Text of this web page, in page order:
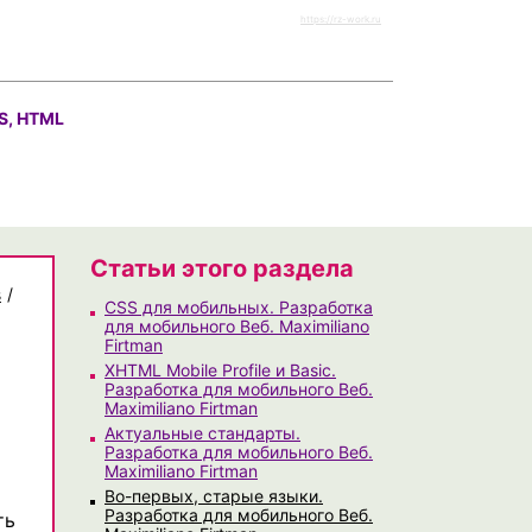
https://rz-work.ru
HTML
/
Статьи этого раздела
CSS для мобильных. Разработка
для мобильного Веб. Maximiliano
Firtman
XHTML Mobile Profile и Basic.
Разработка для мобильного Веб.
Maximiliano Firtman
Актуальные стандарты.
Разработка для мобильного Веб.
Maximiliano Firtman
Во-первых, старые языки.
Разработка для мобильного Веб.